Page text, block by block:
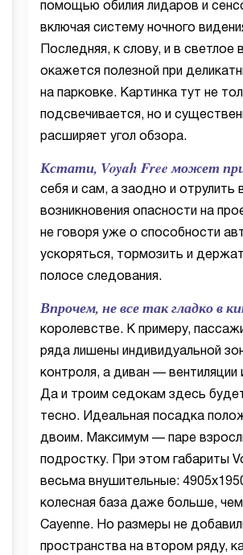
помощью обилия лидаров и
включая систему ночного
Последняя, к слову, и в светлое
окажется полезной при
на парковке. Картинка тут не
подсвечивается, но и
расширяет угол обзора.
Кстати, Voyah Free может
себя и сам, а заодно и отрулить
возникновения опасности на
не говоря уже о способности
ускоряться, тормозить и
полосе следования.
Впрочем, не все так гладко в
королевстве. К примеру,
ряда лишены индивидуальной
контроля, а диван — вентиляции
Да и троим седокам здесь
тесно. Идеальная посадка
двоим. Максимум — паре
подростку. При этом габариты
весьма внушительные:
колесная база даже больше,
Cayenne. Но размеры не
пространства на втором ряду,